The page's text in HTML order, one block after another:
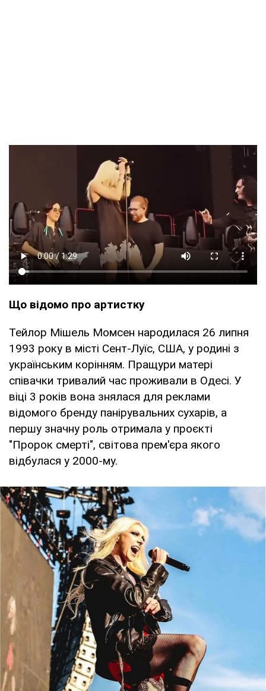
Що відомо про артистку
Тейлор Мішель Момсен народилася 26 липня
1993 року в місті Сент-Луїс, США, у родині з
українським корінням. Пращури матері
співачки тривалий час проживали в Одесі. У
віці 3 років вона знялася для реклами
відомого бренду панірувальних сухарів, а
першу значну роль отримала у проєкті
"Пророк смерті", світова прем'єра якого
відбулася у 2000-му.